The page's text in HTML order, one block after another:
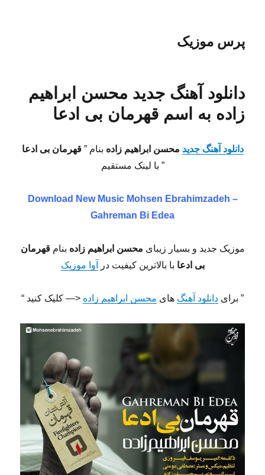
پرس موزیک
دانلود آهنگ جدید محسن ابراهیم
زاده به اسم قهرمان بی ادعا
دانلود آهنگ جدید محسن ابراهیم زاده بنام ”قهرمان بی ادعا
” با لینک مستقیم
Download New Music Mohsen Ebrahimzadeh –
Gahreman Bi Edea
موزیک جدید و بسیار زیبای محسن ابراهیم زاده بنام قهرمان
بی ادعا با بالاترین کیفیت در آوا موزیک
” برای دانلود آهنگ های محسن ابراهیم زاده <— کلیک کنید “